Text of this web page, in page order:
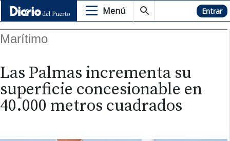
Menú Hemeroteca Entrar
Marítimo
Las Palmas incrementa su
superficie concesionable en
40.000 metros cuadrados